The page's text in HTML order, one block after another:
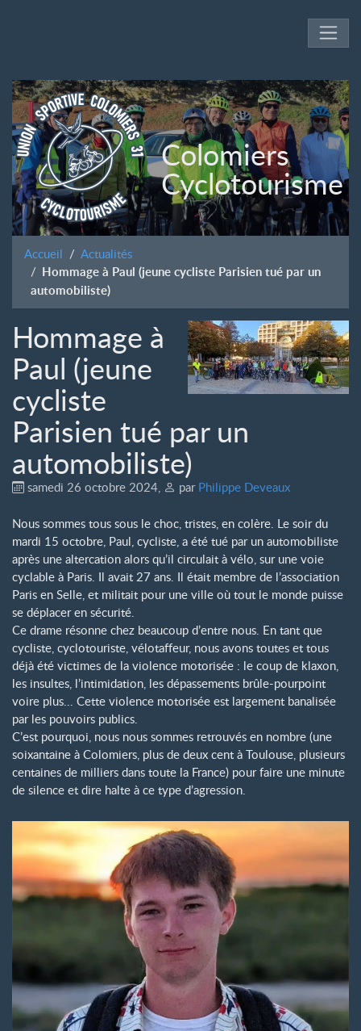
Colomiers
Cyclotourisme
Accueil Actualités
Hommage à Paul (jeune cycliste Parisien tué par un
automobiliste)
Hommage à
Paul (jeune
cycliste
Parisien tué par un
automobiliste)
samedi 26 octobre 2024, par Philippe Deveaux
Nous sommes tous sous le choc, tristes, en colère. Le soir du
mardi 15 octobre, Paul, cycliste, a été tué par un automobiliste
après une altercation alors qu’il circulait à vélo, sur une voie
cyclable à Paris. Il avait 27 ans. Il était membre de l’association
Paris en Selle, et militait pour une ville où tout le monde puisse
se déplacer en sécurité.
Ce drame résonne chez beaucoup d’entre nous. En tant que
cycliste, cyclotouriste, vélotaffeur, nous avons toutes et tous
déjà été victimes de la violence motorisée : le coup de klaxon,
les insultes, l’intimidation, les dépassements brûle-pourpoint
voire plus... Cette violence motorisée est largement banalisée
par les pouvoirs publics.
C’est pourquoi, nous nous sommes retrouvés en nombre (une
soixantaine à Colomiers, plus de deux cent à Toulouse, plusieurs
centaines de milliers dans toute la France) pour faire une minute
de silence et dire halte à ce type d’agression.